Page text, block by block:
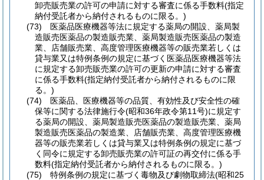
卸売販売業の許可の申請に対する審査に係る手数料(指定
納付受託者から納付されるものに限る。)
(73)
医薬品医療機器等法に規定する薬局の開設、薬局製
造販売医薬品の製造販売業、薬局製造販売医薬品の製造
業、店舗販売業、高度管理医療機器等の販売業若しくは
貸与業又は特例条例の規定に基づく医薬品医療機器等法
に規定する卸売販売業の許可の更新の申請に対する審査
に係る手数料(指定納付受託者から納付されるものに限
る。)
(74)
医薬品、医療機器等の品質、有効性及び安全性の確
保等に関する法律施行令(昭和36年政令第11号)に規定す
る薬局の開設、薬局製造販売医薬品の製造販売業、薬局
製造販売医薬品の製造業、店舗販売業、高度管理医療機
器等の販売業若しくは貸与業又は特例条例の規定に基づ
く同令に規定する卸売販売業の許可証の再交付に係る手
数料(指定納付受託者から納付されるものに限る。)
(75)
特例条例の規定に基づく毒物及び劇物取締法(昭和25